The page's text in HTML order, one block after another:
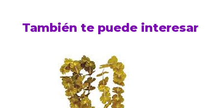
También te puede interesar